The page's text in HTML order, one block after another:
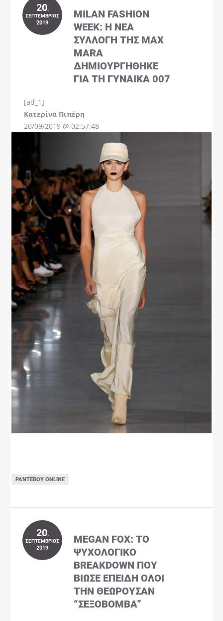
20.
ΣΕΠΤΈΜΒΡΙΟΣ
2019
MILAN FASHION
WEEK: Η ΝΈΑ
ΣΥΛΛΟΓΉ ΤΗΣ MAX
MARA
ΔΗΜΙΟΥΡΓΉΘΗΚΕ
ΓΙΑ ΤΗ ΓΥΝΑΊΚΑ 007
[ad_1]
Kατερίνα Πιπέρη
20/09/2019 @ 02:57:48
ΡΑΝΤΕΒΟΎ ONLINE
20.
ΣΕΠΤΈΜΒΡΙΟΣ
2019
MEGAN FOX: ΤΟ
ΨΥΧΟΛΟΓΙΚΌ
BREAKDOWN ΠΟΥ
ΒΊΩΣΕ ΕΠΕΙΔΉ ΌΛΟΙ
ΤΗΝ ΘΕΩΡΟΎΣΑΝ
“ΣΕΞΟΒΌΜΒΑ”